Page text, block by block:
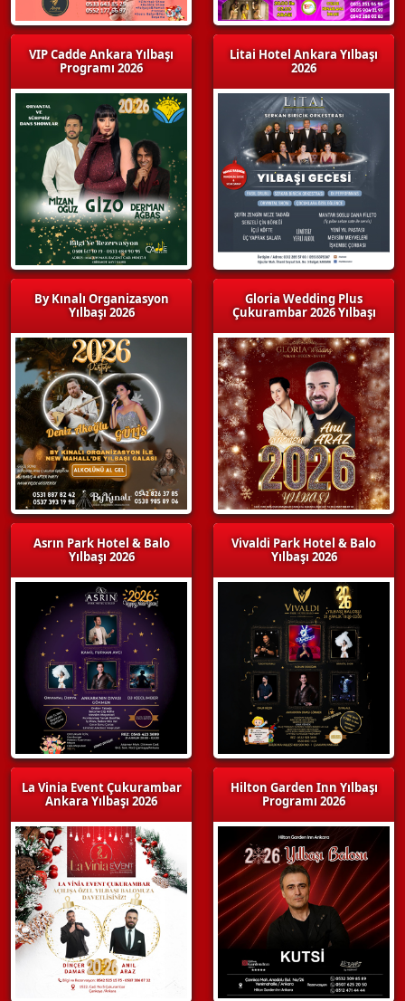
VIP Cadde Ankara Yılbaşı
Programı 2026
By Kınalı Organizasyon
Yılbaşı 2026
Asrın Park Hotel & Balo
Yılbaşı 2026
La Vinia Event Çukurambar
Ankara Yılbaşı 2026
Litai Hotel Ankara Yılbaşı
2026
Gloria Wedding Plus
Çukurambar 2026 Yılbaşı
Vivaldi Park Hotel & Balo
Yılbaşı 2026
Hilton Garden Inn Yılbaşı
Programı 2026